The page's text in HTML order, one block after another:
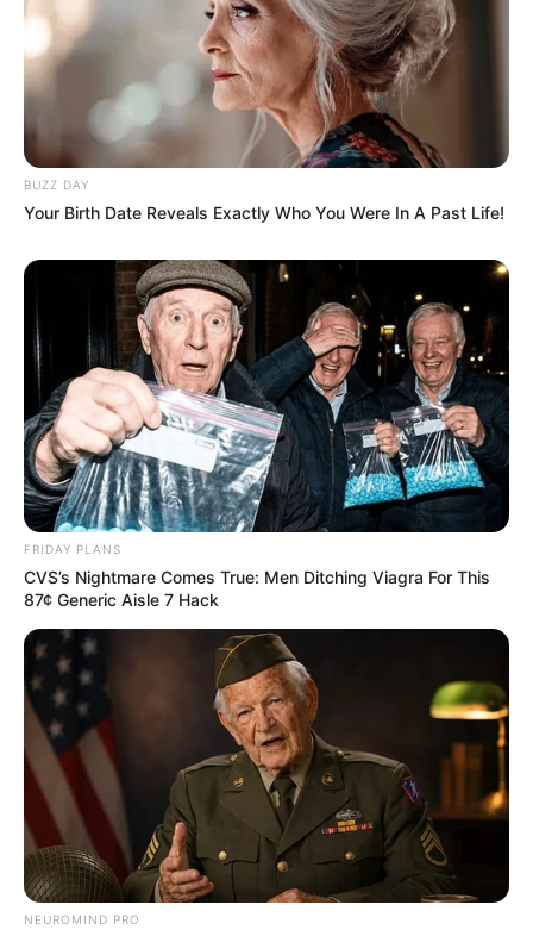
BUZZ DAY
Your Birth Date Reveals Exactly Who You Were In A Past Life!
FRIDAY PLANS
CVS’s Nightmare Comes True: Men Ditching Viagra For This
87¢ Generic Aisle 7 Hack
NEUROMIND PRO